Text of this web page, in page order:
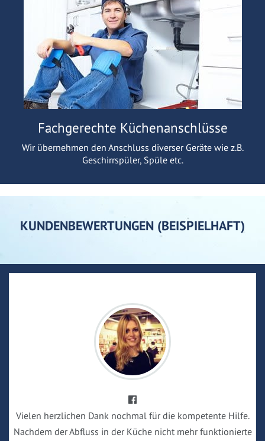
Fachgerechte Küchenanschlüsse
Wir übernehmen den Anschluss diverser Geräte wie z.B.
Geschirrspüler, Spüle etc.
KUNDENBEWERTUNGEN (BEISPIELHAFT)
Vielen herzlichen Dank nochmal für die kompetente Hilfe.
Nachdem der Abfluss in der Küche nicht mehr funktionierte